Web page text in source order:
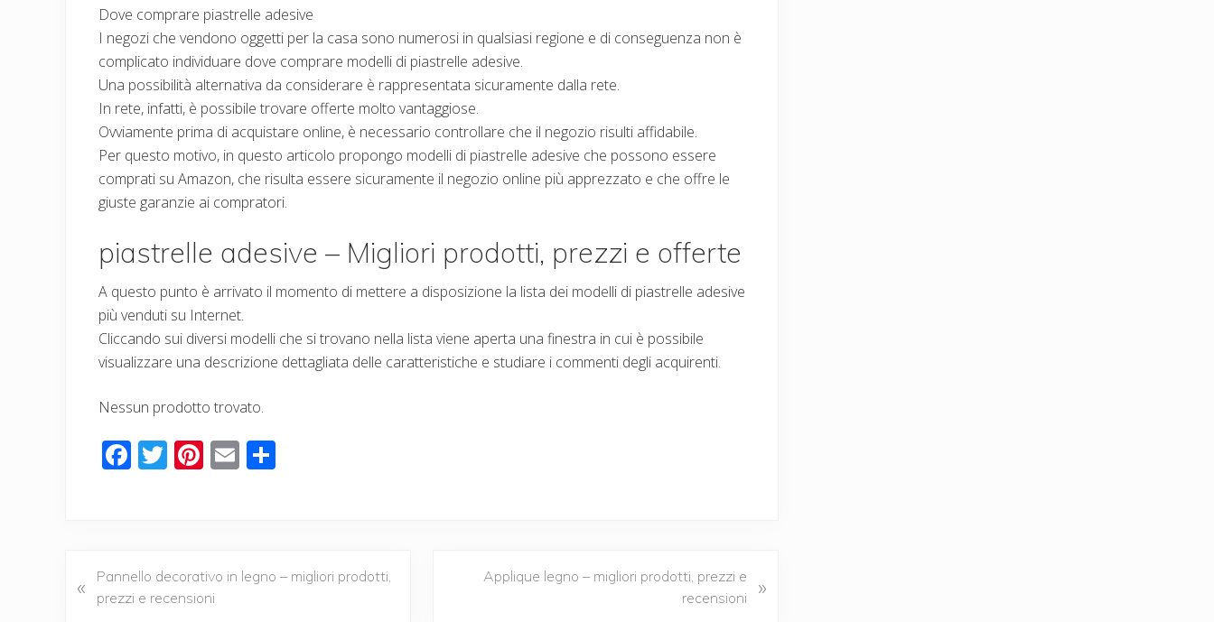
Dove comprare piastrelle adesive
I negozi che vendono oggetti per la casa sono numerosi in qualsiasi regione e di conseguenza non è
complicato individuare dove comprare modelli di piastrelle adesive.
Una possibilità alternativa da considerare è rappresentata sicuramente dalla rete.
In rete, infatti, è possibile trovare offerte molto vantaggiose.
Ovviamente prima di acquistare online, è necessario controllare che il negozio risulti affidabile.
Per questo motivo, in questo articolo propongo modelli di piastrelle adesive che possono essere
comprati su Amazon, che risulta essere sicuramente il negozio online più apprezzato e che offre le
giuste garanzie ai compratori.
piastrelle adesive – Migliori prodotti, prezzi e offerte
A questo punto è arrivato il momento di mettere a disposizione la lista dei modelli di piastrelle adesive
più venduti su Internet.
Cliccando sui diversi modelli che si trovano nella lista viene aperta una finestra in cui è possibile
visualizzare una descrizione dettagliata delle caratteristiche e studiare i commenti degli acquirenti.
Nessun prodotto trovato.
F
o
o
T Pi
st
E
vi
r
«
Pannello decorativo in legno – migliori prodotti,
prezzi e recensioni
Applique legno – migliori prodotti, prezzi e
recensioni
»